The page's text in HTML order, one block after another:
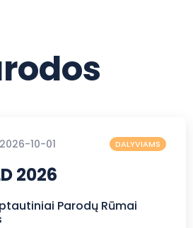
10-01 DALYVIAMS
2026
Parodų Rūmai